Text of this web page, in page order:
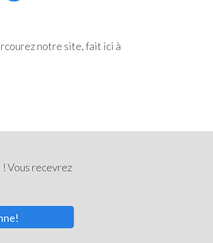
notre site, fait ici à
Vous recevrez